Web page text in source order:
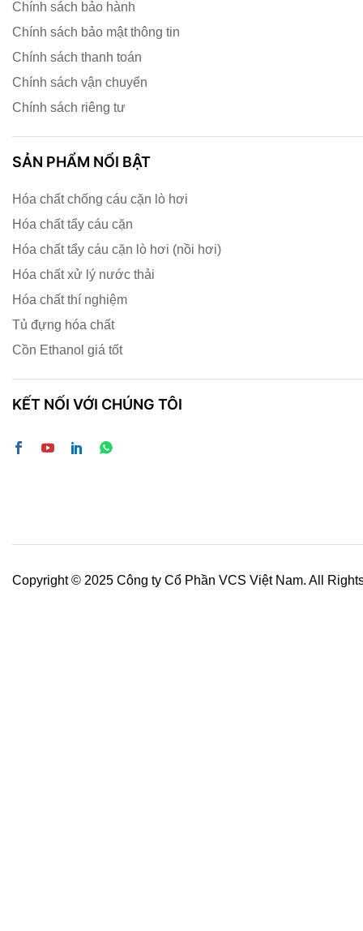
Chính sách bảo hành
Chính sách bảo mật thông tin
Chính sách thanh toán
Chính sách vận chuyển
Chính sách riêng tư
SẢN PHẨM NỔI BẬT
Hóa chất chống cáu cặn lò hơi
Hóa chất tẩy cáu cặn
Hóa chất tẩy cáu cặn lò hơi (nồi hơi)
Hóa chất xử lý nước thải
Hóa chất thí nghiệm
Tủ đựng hóa chất
Cồn Ethanol giá tốt
KẾT NỐI VỚI CHÚNG TÔI
Copyright © 2025 Công ty Cổ Phần VCS Việt Nam. All